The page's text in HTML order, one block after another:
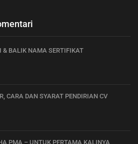
& BALIK NAMA SERTIFIKAT
CARA DAN SYARAT PENDIRIAN CV
PMA – UNTUK PERTAMA KALINYA